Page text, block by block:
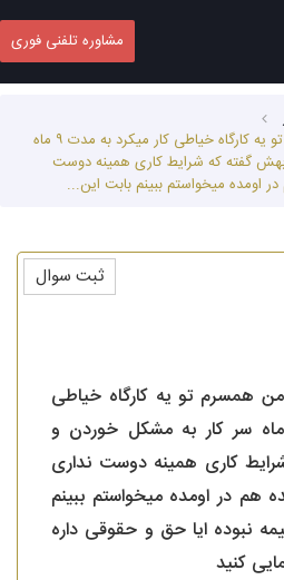
مشاوره تلفنی فوری
سلام خدمت جبابعالی من همسرم تو یه کارگاه خیاطی کار میکرد به مدت ۹ ماه
گفته که شرایط کاری همینه دوست
اومده میخواستم ببینم بابت این...
همسرم تو یه کارگاه خیاطی
کار میکرد به مدت ۹ ماه سر کار به مشکل خوردن و
کاری همینه دوست نداری
هم در اومده میخواستم ببینم
که بیمه نبوده ایا حق و حقوقی داره
کنید
ثبت سوال